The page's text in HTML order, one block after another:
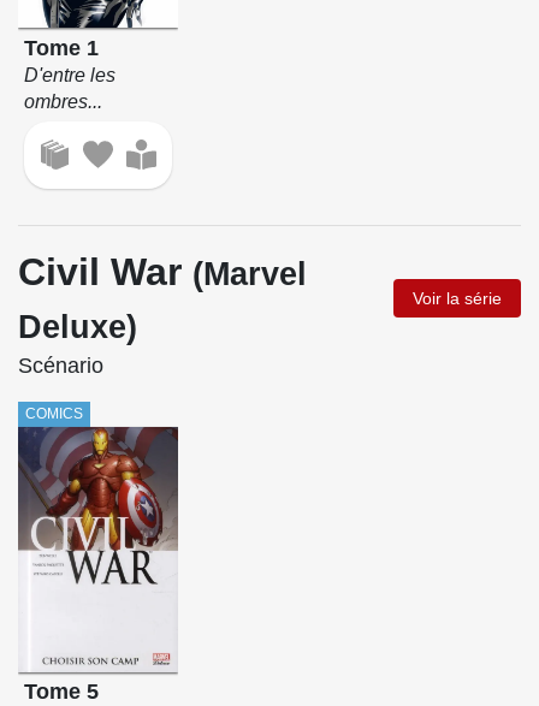
Tome 1
D'entre les
ombres...
Civil War (Marvel
Deluxe)
Voir la série
Scénario
COMICS
Tome 5